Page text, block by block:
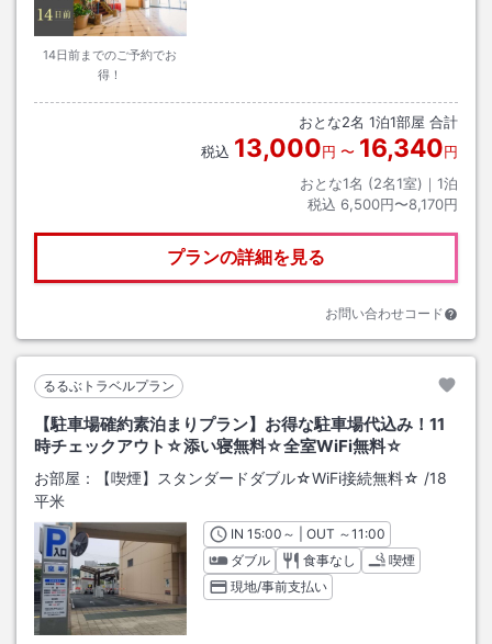
14日前までのご予約でお
得！
おとな2名 1泊1部屋 合計
税込 13,000円 〜 16,340円
おとな1名 (2名1室)｜ 1泊
税込 6,500円〜8,170円
プランの詳細を見る
お問い合わせコード
るるぶトラベルプラン
【駐車場確約素泊まりプラン】お得な駐車場代込み！11
時チェックアウト☆添い寝無料☆全室WiFi無料☆
お部屋： 【喫煙】スタンダードダブル☆WiFi接続無料☆ /18
平米
INチェックイン
15:00 ～ | OUT チェックアウト
～11:00
ダブル
食事なし
喫煙
現地/事前支払い